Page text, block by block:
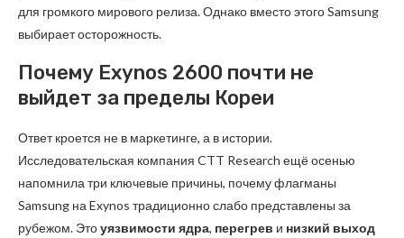
для громкого мирового релиза. Однако вместо этого Samsung
выбирает осторожность.
Почему Exynos 2600 почти не
выйдет за пределы Кореи
Ответ кроется не в маркетинге, а в истории.
Исследовательская компания CTT Research ещё осенью
напомнила три ключевые причины, почему флагманы
Samsung на Exynos традиционно слабо представлены за
рубежом. Этоуязвимости ядра, перегрев и низкий выход